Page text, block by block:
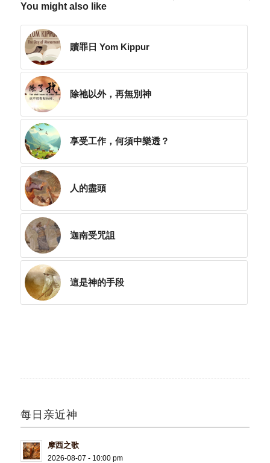
You might also like
贖罪日 Yom Kippur
除祂以外，再無別神
享受工作，何須中樂透？
人的盡頭
迦南受咒詛
這是神的手段
每日亲近神
摩西之歌
2026-08-07 - 10:00 pm